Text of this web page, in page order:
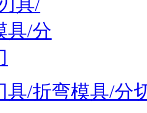
具/折弯模具/分